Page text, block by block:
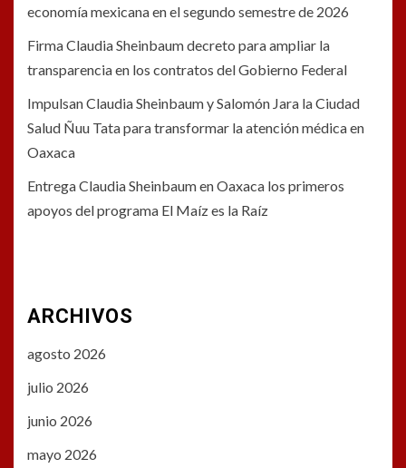
economía mexicana en el segundo semestre de 2026
Firma Claudia Sheinbaum decreto para ampliar la
transparencia en los contratos del Gobierno Federal
Impulsan Claudia Sheinbaum y Salomón Jara la Ciudad
Salud Ñuu Tata para transformar la atención médica en
Oaxaca
Entrega Claudia Sheinbaum en Oaxaca los primeros
apoyos del programa El Maíz es la Raíz
ARCHIVOS
agosto 2026
julio 2026
junio 2026
mayo 2026